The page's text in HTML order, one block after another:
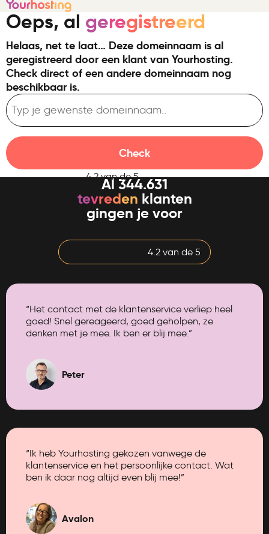
Oeps, al geregistreerd
Helaas, net te laat… Deze domeinnaam is al
geregistreerd door een klant van Yourhosting.
Check direct of een andere domeinnaam nog
beschikbaar is.
Check
4.2 van de 5
Al 344.631
tevreden klanten
gingen je voor
4.2 van de 5
“Het contact met de klantenservice verliep heel
goed! Snel gereageerd, goed geholpen, ze
denken met je mee. Ik ben er blij mee.”
Peter
“Ik heb Yourhosting gekozen vanwege de
klantenservice en het persoonlijke contact. Wat
ben ik daar nog altijd even blij mee!”
Avalon